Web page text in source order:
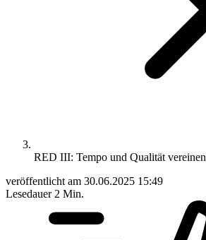
RED III: Tempo und Qualität vereinen
veröffentlicht am 30.06.2025 15:49
Lesedauer 2 Min.